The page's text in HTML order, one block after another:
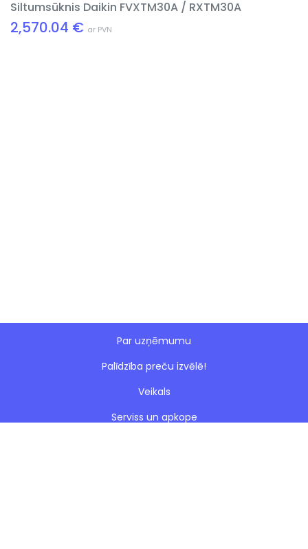
Siltumsūknis Daikin FVXTM30A / RXTM30A
2,570.04 € ar PVN
Par uzņēmumu
Palīdzība preču izvēlē!
Veikals
Serviss un apkope